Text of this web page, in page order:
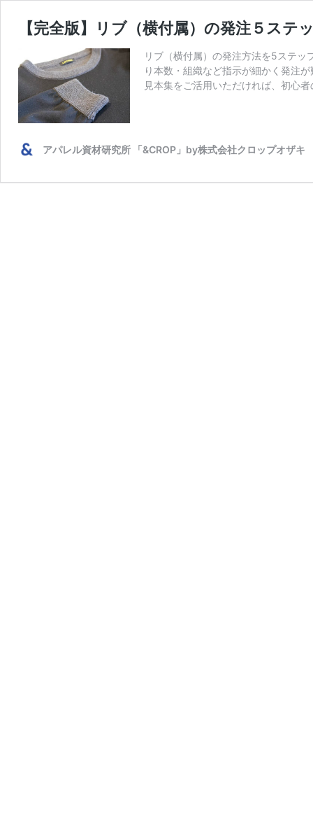
【完全版】リブ（横付属）の発注５ス
リブ（横付属）の発注方法を5ステ
り本数・組織など指示が細かく発注
見本集をご活用いただければ、初心
アパレル資材研究所 「&CROP」by株式会社クロップオザキ